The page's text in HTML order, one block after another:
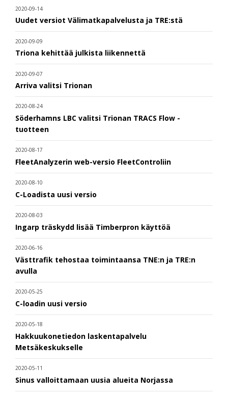
2020-09-14
Uudet versiot Välimatkapalvelusta ja TRE:stä
2020-09-09
Triona kehittää julkista liikennettä
2020-09-07
Arriva valitsi Trionan
2020-08-24
Söderhamns LBC valitsi Trionan TRACS Flow -
tuotteen
2020-08-17
FleetAnalyzerin web-versio FleetControliin
2020-08-10
C-Loadista uusi versio
2020-08-03
Ingarp träskydd lisää Timberpron käyttöä
2020-06-16
Västtrafik tehostaa toimintaansa TNE:n ja TRE:n
avulla
2020-05-25
C-loadin uusi versio
2020-05-18
Hakkuukonetiedon laskentapalvelu
Metsäkeskukselle
2020-05-11
Sinus valloittamaan uusia alueita Norjassa